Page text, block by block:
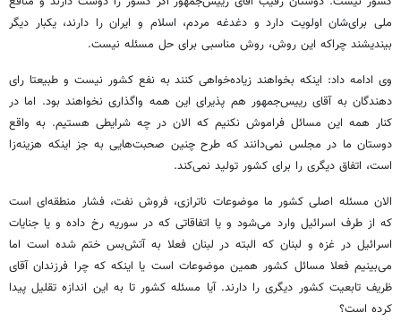
ملی برای‌شان اولویت دارد و دغدغه مردم، اسلام و ایران را دارند، یکبار دیگر
بیندیشند چراکه این روش، روش مناسبی برای حل مسئله نیست.
وی ادامه داد: اینکه بخواهند زیاده‌خواهی کنند به نفع کشور نیست و طبیعتا رای
دهندگان به آقای رییس‌جمهور هم پذیرای این همه واگذاری نخواهند بود. اما در
کنار همه این مسائل فراموش نکنیم که الان در چه شرایطی هستیم. به واقع
دوستان ما در مجلس نمی‌دانند که طرح چنین صحبت‌هایی به جز اینکه هزینه‌زا
است، اتفاق دیگری را برای کشور تولید نمی‌کند.
الان مسئله اصلی کشور ما موضوعات ناترازی، فروش نفت، فشار منطقه‌ای است
که از طرف اسرائیل وارد می‌شود و یا اتفاقاتی که در سوریه رخ داده و یا جنایات
اسرائیل در غزه و لبنان که البته در لبنان فعلا به آتش‌بس ختم شده است اما
می‌بینیم فعلا مسائل کشور همین‌ موضوعات است یا اینکه که چرا فرزندان آقای
ظریف تابعیت کشور دیگری را دارند. آیا مسئله کشور تا به این اندازه تقلیل پیدا
کرده است؟